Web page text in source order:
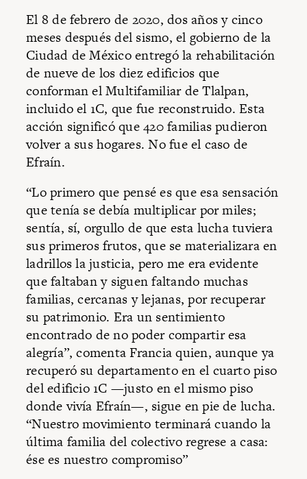
El 8 de febrero de 2020, dos años y cinco
meses después del sismo, el gobierno de la
Ciudad de México entregó la rehabilitación
de nueve de los diez edificios que
conforman el Multifamiliar de Tlalpan,
incluido el 1C, que fue reconstruido. Esta
acción significó que 420 familias pudieron
volver a sus hogares. No fue el caso de
Efraín.
“Lo primero que pensé es que esa sensación
que tenía se debía multiplicar por miles;
sentía, sí, orgullo de que esta lucha tuviera
sus primeros frutos, que se materializara en
ladrillos la justicia, pero me era evidente
que faltaban y siguen faltando muchas
familias, cercanas y lejanas, por recuperar
su patrimonio. Era un sentimiento
encontrado de no poder compartir esa
alegría”, comenta Francia quien, aunque ya
recuperó su departamento en el cuarto piso
del edificio 1C —justo en el mismo piso
donde vivía Efraín—, sigue en pie de lucha.
“Nuestro movimiento terminará cuando la
última familia del colectivo regrese a casa:
ése es nuestro compromiso”